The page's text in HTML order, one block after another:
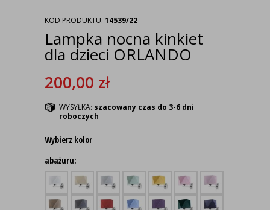
KOD PRODUKTU: 14539/22
Lampka nocna kinkiet
dla dzieci ORLANDO
200,00 zł
WYSYŁKA: szacowany czas do 3-6 dni
roboczych
Wybierz kolor
abażuru: